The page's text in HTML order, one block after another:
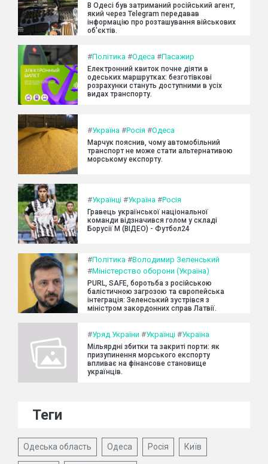
В Одесі був затриманий російський агент,
який через Telegram передавав
інформацію про розташування військових
об'єктів.
#Політика #Одеса #Пасажир
Електронний квиток почне діяти в
одеських маршрутках: безготівкові
розрахунки стануть доступними в усіх
видах транспорту.
#Україна #Росія #Одеса
Марчук пояснив, чому автомобільний
транспорт не може стати альтернативою
морському експорту.
#Українці #Україна #Росія
Гравець української національної
команди відзначився голом у складі
Борусії М (ВІДЕО) - Футбол24
#Політика #Володимир Зеленський
#Міністерство оборони (Україна)
PURL, SAFE, боротьба з російською
балістичною загрозою та європейська
інтеграція: Зеленський зустрівся з
міністром закордонних справ Латвії.
#Уряд України #Українці #Україна
Мільярдні збитки та закриті порти: як
призупинення морського експорту
впливає на фінансове становище
українців.
Теги
Одеська область Одеса Росія Київ